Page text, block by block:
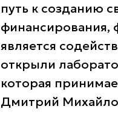
путь к созданию
финансирования,
является
открыли
которая
Дмитрий